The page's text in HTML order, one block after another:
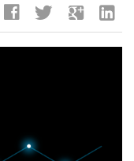
facebook twitter google linkedin